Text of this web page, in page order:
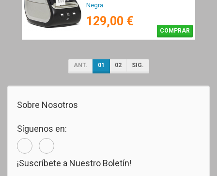
Negra
129,00 €
COMPRAR
ANT. 01 02 SIG.
Sobre Nosotros
Síguenos en:
¡Suscríbete a Nuestro Boletín!